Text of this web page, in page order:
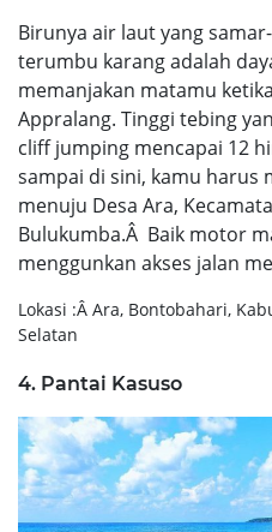
Birunya air laut yang
terumbu karang adalah
memanjakan matamu
Appralang. Tinggi tebing
cliff jumping mencapai 12
sampai di sini, kamu harus
menuju Desa Ara,
Bulukumba.Â Baik motor
menggunkan akses jalan
Lokasi :Â Ara, Bontobahari,
Selatan
4. Pantai Kasuso